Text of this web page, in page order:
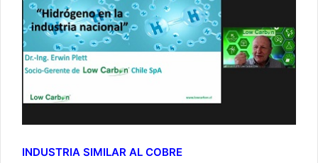
INDUSTRIA SIMILAR AL COBRE